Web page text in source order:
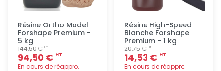
Résine Ortho Model
Forshape Premium -
5 kg
144,50 €HT
94,50 € HT
En cours de réappro.
Résine High-Speed
Blanche Forshape
Premium - 1 kg
20,75 €HT
14,53 € HT
En cours de réappro.